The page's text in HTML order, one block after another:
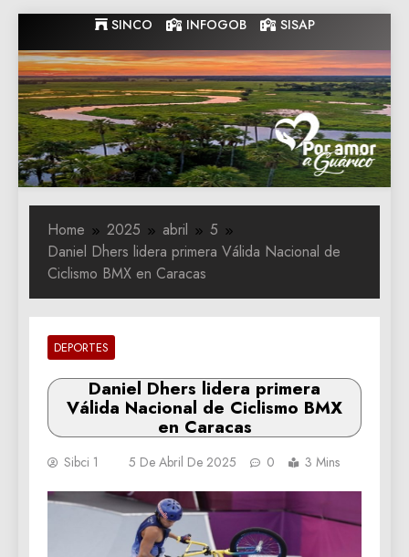
to
content
SINCO INFOGOB SISAP
Gobernacion
de Guarico
Gobernacion de Guarico
Home 2025 abril
5
Daniel Dhers lidera primera Válida Nacional de
Ciclismo BMX en Caracas
DEPORTES
Daniel Dhers lidera primera
Válida Nacional de Ciclismo BMX
en Caracas
Sibci 1 5 De Abril De 2025 0 3 Mins